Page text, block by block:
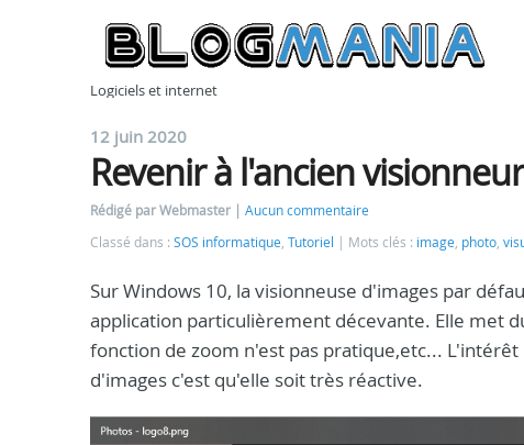
Logiciels et internet
12 juin 2020
Revenir à l'ancien
Rédigé par Webmaster
Aucun commentaire
Classé dans : SOS informatique, Tutoriel Mots clés : image, photo,
Sur Windows 10, la visionneuse d'images par
application particulièrement décevante. Elle met
fonction de zoom n'est pas pratique,etc...
d'images c'est qu'elle soit très réactive.